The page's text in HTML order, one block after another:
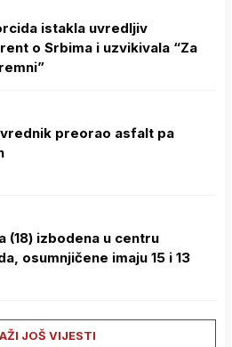
istakla uvredljiv
o Srbima i uzvikivala “Za
preorao asfalt pa
(18) izbodena u centru
osumnjičene imaju 15 i 13
JOŠ VIJESTI